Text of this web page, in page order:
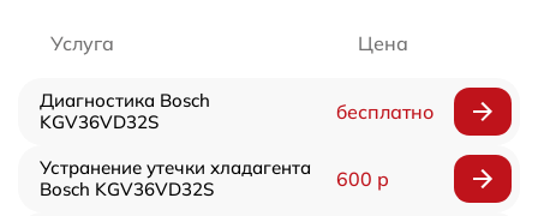
Услуга Цена
Диагностика Bosch
KGV36VD32S
бесплатно
Устранение утечки хладагента
Bosch KGV36VD32S
600 р